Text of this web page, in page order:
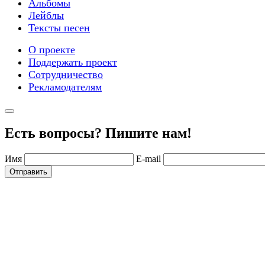
Альбомы
Лейблы
Тексты песен
О проекте
Поддержать проект
Сотрудничество
Рекламодателям
Есть вопросы? Пишите нам!
Имя E-mail